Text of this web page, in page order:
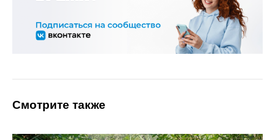
Смотрите также